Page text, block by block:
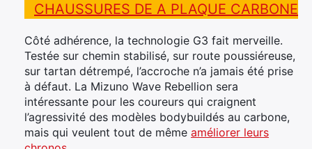
CHAUSSURES DE A PLAQUE CARBONE
Côté adhérence, la technologie G3 fait merveille.
Testée sur chemin stabilisé, sur route poussiéreuse,
sur tartan détrempé, l’accroche n’a jamais été prise
à défaut. La Mizuno Wave Rebellion sera
intéressante pour les coureurs qui craignent
l’agressivité des modèles bodybuildés au carbone,
mais qui veulent tout de même améliorer leurs